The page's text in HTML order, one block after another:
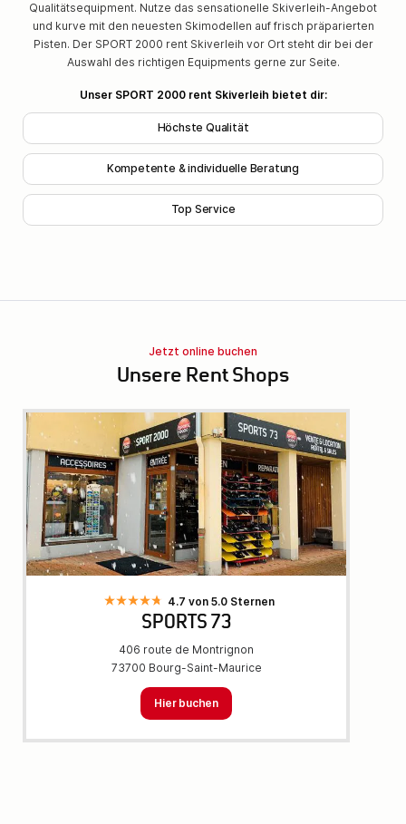
Qualitätsequipment. Nutze das sensationelle Skiverleih-Angebot
und kurve mit den neuesten Skimodellen auf frisch präparierten
Pisten. Der SPORT 2000 rent Skiverleih vor Ort steht dir bei der
Auswahl des richtigen Equipments gerne zur Seite.
Unser SPORT 2000 rent Skiverleih bietet dir:
Höchste Qualität
Kompetente & individuelle Beratung
Top Service
Jetzt online buchen
Unsere Rent Shops
4.7 von 5.0 Sternen
SPORTS 73
406 route de Montrignon
73700 Bourg-Saint-Maurice
Hier buchen